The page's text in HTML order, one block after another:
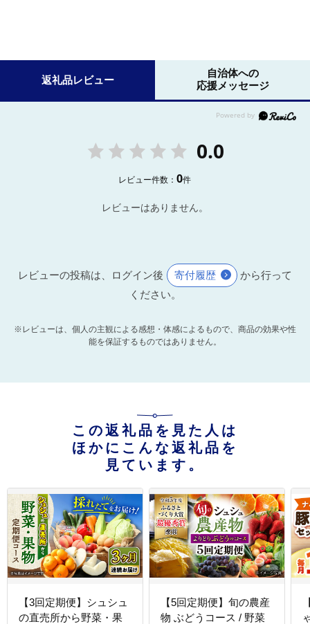
返礼品レビュー
自治体への
応援メッセージ
0.0
レビュー件数：0件
レビューはありません。
レビューの投稿は、ログイン後 寄付履歴
から行って
ください。
※レビューは、個人の主観による感想・体感によるもので、商品の効果や性
能を保証するものではありません。
この返礼品を見た人は
ほかにこんな返礼品を
見ています。
【3回定期便】シュシュ
の直売所から野菜・果
【5回定期便】旬の農産
物 ぶどうコース / 野菜